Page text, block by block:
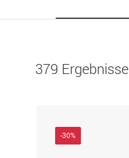
379 Ergebnisse
-30%